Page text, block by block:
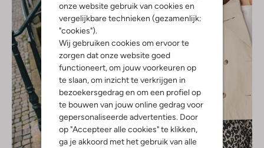
onze website gebruik van cookies en
vergelijkbare technieken (gezamenlijk:
"cookies").
Wij gebruiken cookies om ervoor te
zorgen dat onze website goed
functioneert, om jouw voorkeuren op
te slaan, om inzicht te verkrijgen in
bezoekersgedrag en om een profiel op
te bouwen van jouw online gedrag voor
gepersonaliseerde advertenties. Door
op "Accepteer alle cookies" te klikken,
ga je akkoord met het gebruik van alle